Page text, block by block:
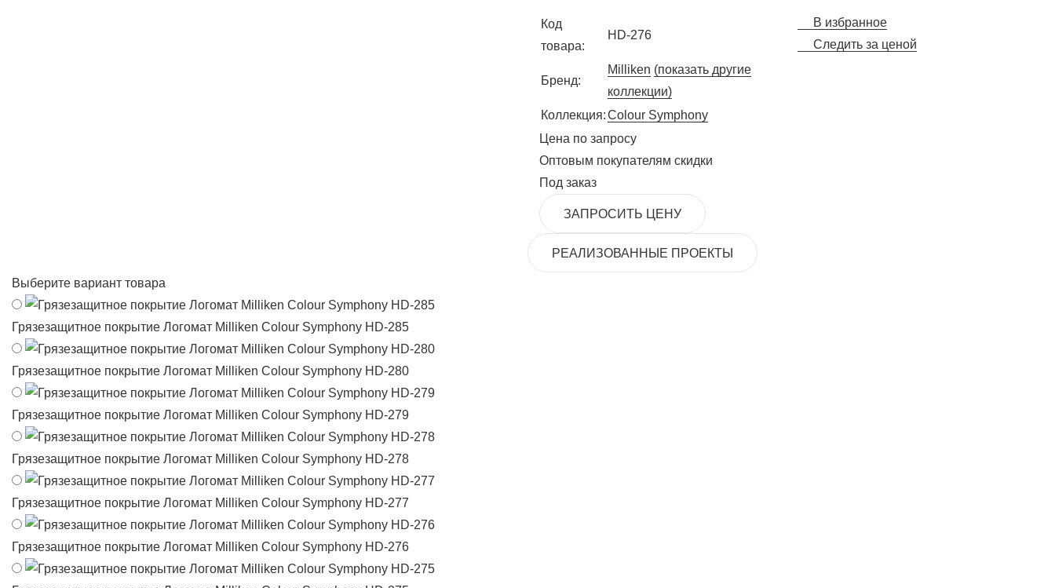
Код
товара:
HD-276
Бренд:
Milliken (показать другие
коллекции)
Коллекция:Colour Symphony
В избранное
Следить за ценой
Цена по запросу
Оптовым покупателям скидки
Под заказ
ЗАПРОСИТЬ ЦЕНУ
РЕАЛИЗОВАННЫЕ ПРОЕКТЫ
Выберите вариант товара
Грязезащитное покрытие Логомат Milliken Colour Symphony HD-285
Грязезащитное покрытие Логомат Milliken Colour Symphony HD-280
Грязезащитное покрытие Логомат Milliken Colour Symphony HD-279
Грязезащитное покрытие Логомат Milliken Colour Symphony HD-278
Грязезащитное покрытие Логомат Milliken Colour Symphony HD-277
Грязезащитное покрытие Логомат Milliken Colour Symphony HD-276